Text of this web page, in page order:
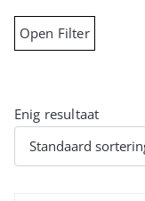
Open Filter
Enig resultaat